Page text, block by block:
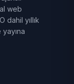
web
dahil yıllık